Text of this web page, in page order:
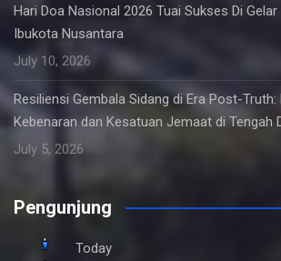
Hari Doa Nasional 2026 Tuai Sukses Di
Ibukota Nusantara
July 10, 2026
Resiliensi Gembala Sidang di Era Post-Truth:
Kebenaran dan Kesatuan Jemaat di Tengah
July 5, 2026
Pengunjung
Today